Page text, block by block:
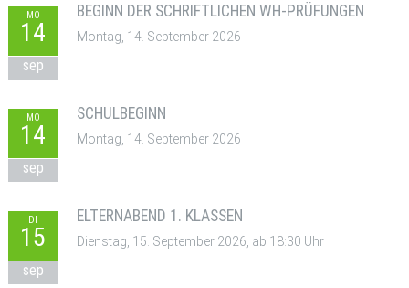
MO
14
sep
BEGINN DER SCHRIFTLICHEN WH-PRÜFUNGEN
Montag, 14. September 2026
MO
14
sep
SCHULBEGINN
Montag, 14. September 2026
DI
15
sep
ELTERNABEND 1. KLASSEN
Dienstag, 15. September 2026, ab 18:30 Uhr